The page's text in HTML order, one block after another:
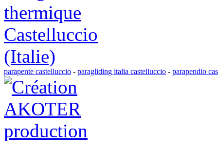
parapente castelluccio - paragliding italia castelluccio - parapendio